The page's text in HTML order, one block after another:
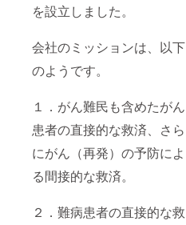
を設立しました。
会社のミッションは、以下
のようです。
１．がん難民も含めたがん
患者の直接的な救済、さら
にがん（再発）の予防によ
る間接的な救済。
２．難病患者の直接的な救